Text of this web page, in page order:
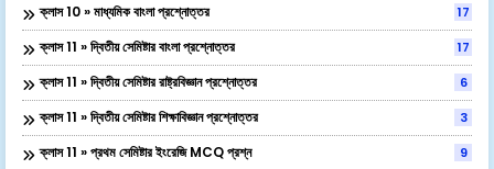
ক্লাস 10 » মাধ্যমিক বাংলা প্রশ্নোত্তর 17
ক্লাস 11 » দ্বিতীয় সেমিষ্টার বাংলা প্রশ্নোত্তর 17
ক্লাস 11 » দ্বিতীয় সেমিষ্টার রাষ্ট্রবিজ্ঞান প্রশ্নোত্তর 6
ক্লাস 11 » দ্বিতীয় সেমিষ্টার শিক্ষাবিজ্ঞান প্রশ্নোত্তর 3
ক্লাস 11 » প্রথম সেমিষ্টার ইংরেজি MCQ প্রশ্ন 9